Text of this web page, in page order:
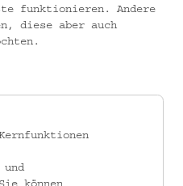
funktionieren. Andere
diese aber auch
und